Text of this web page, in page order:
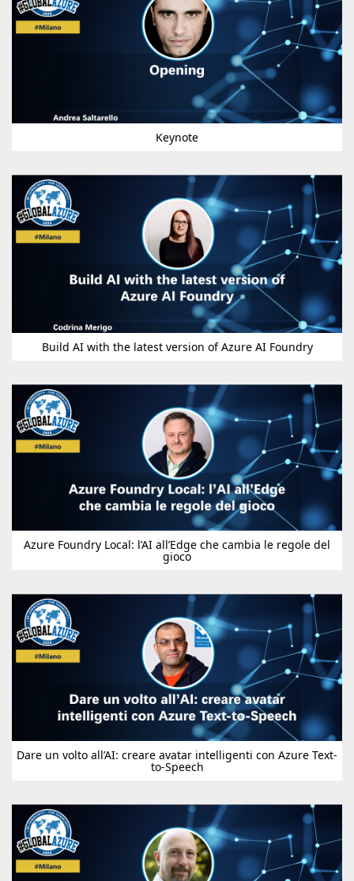
Keynote
Build AI with the latest version of Azure AI Foundry
Azure Foundry Local: l’AI all’Edge che cambia le regole del
gioco
Dare un volto all’AI: creare avatar intelligenti con Azure Text-
to-Speech